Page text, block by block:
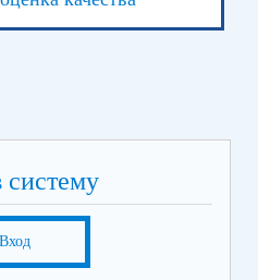
систему
Вход